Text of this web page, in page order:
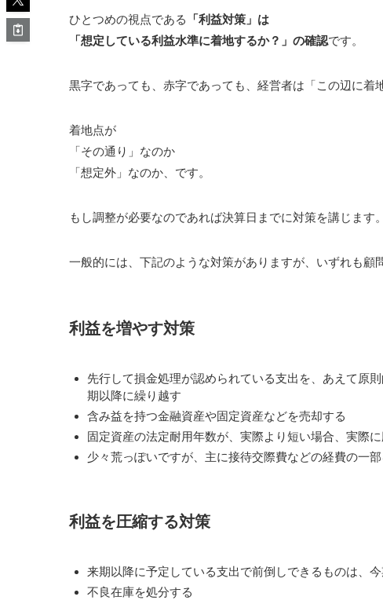
ひとつめの視点である
「利益対策」は
「想定している利益水準に着地するか？」の確認です。
黒字であっても、赤字であっても、経営者は「この辺に着
着地点が
「その通り」なのか
「想定外」なのか、です。
もし調整が必要なのであれば決算日までに対策を講じます。
一般的には、下記のような対策がありますが、いずれも顧
利益を増やす対策
先行して損金処理が認められている支出を、あえて原
期以降に繰り越す
含み益を持つ金融資産や固定資産などを売却する
固定資産の法定耐用年数が、実際より短い場合、実際
少々荒っぽいですが、主に接待交際費などの経費の一
利益を圧縮する対策
来期以降に予定している支出で前倒しできるものは、
不良在庫を処分する